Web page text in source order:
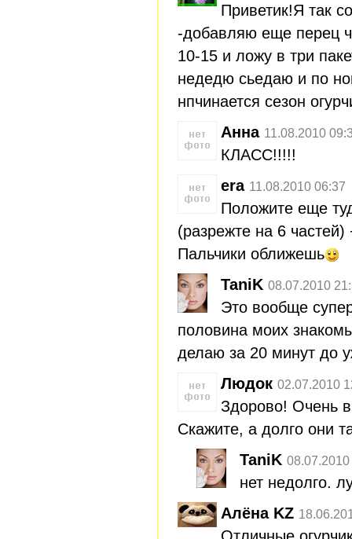
Приветик!Я так
-добавляю еще перец
10-15 и ложу в три
недедю сьедаю и по
нпчинается сезон
Анна 11.08.2010
КЛАСС!!!!!
era 11.08.2010 06:37
Положите еще
(разрежте на 6 частей)
Пальчики оближешь
TaniK 08.07.2010
Это вообще
половина моих
делаю за 20 минут до
Людок 02.07.2010
Здорово! Очень
Скажите, а долго они
TaniK
нет недолго.
Алёна KZ